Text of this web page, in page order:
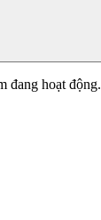
đang hoạt động.